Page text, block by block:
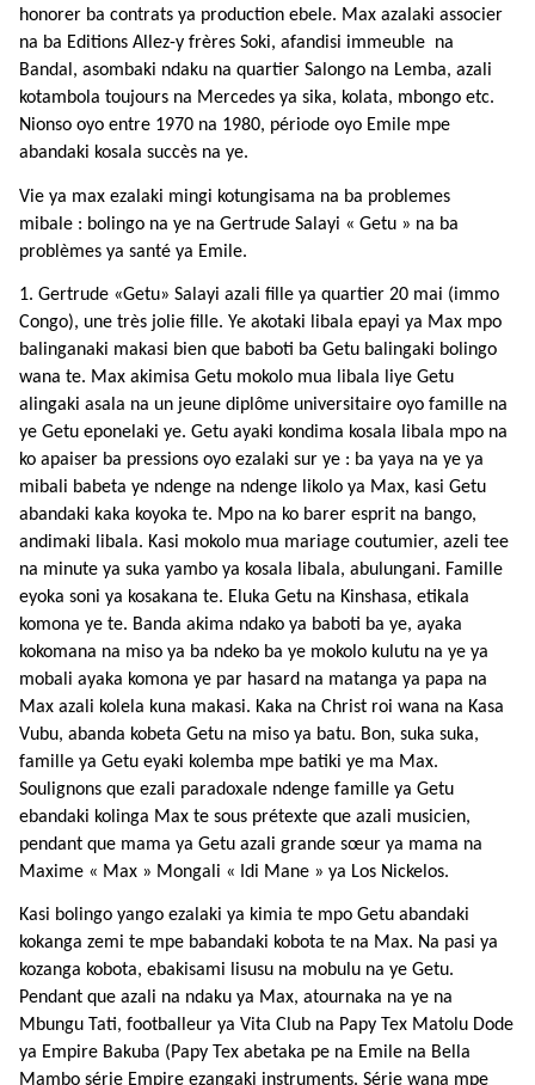
honorer ba contrats ya production ebele. Max azalaki associer
na ba Editions Allez-y frères Soki, afandisi immeuble na
Bandal, asombaki ndaku na quartier Salongo na Lemba, azali
kotambola toujours na Mercedes ya sika, kolata, mbongo etc.
Nionso oyo entre 1970 na 1980, période oyo Emile mpe
abandaki kosala succès na ye.
Vie ya max ezalaki mingi kotungisama na ba problemes
mibale : bolingo na ye na Gertrude Salayi « Getu » na ba
problèmes ya santé ya Emile.
1. Gertrude «Getu» Salayi azali fille ya quartier 20 mai (immo
Congo), une très jolie fille. Ye akotaki libala epayi ya Max mpo
balinganaki makasi bien que baboti ba Getu balingaki bolingo
wana te. Max akimisa Getu mokolo mua libala liye Getu
alingaki asala na un jeune diplôme universitaire oyo famille na
ye Getu eponelaki ye. Getu ayaki kondima kosala libala mpo na
ko apaiser ba pressions oyo ezalaki sur ye : ba yaya na ye ya
mibali babeta ye ndenge na ndenge likolo ya Max, kasi Getu
abandaki kaka koyoka te. Mpo na ko barer esprit na bango,
andimaki libala. Kasi mokolo mua mariage coutumier, azeli tee
na minute ya suka yambo ya kosala libala, abulungani. Famille
eyoka soni ya kosakana te. Eluka Getu na Kinshasa, etikala
komona ye te. Banda akima ndako ya baboti ba ye, ayaka
kokomana na miso ya ba ndeko ba ye mokolo kulutu na ye ya
mobali ayaka komona ye par hasard na matanga ya papa na
Max azali kolela kuna makasi. Kaka na Christ roi wana na Kasa
Vubu, abanda kobeta Getu na miso ya batu. Bon, suka suka,
famille ya Getu eyaki kolemba mpe batiki ye ma Max.
Soulignons que ezali paradoxale ndenge famille ya Getu
ebandaki kolinga Max te sous prétexte que azali musicien,
pendant que mama ya Getu azali grande sœur ya mama na
Maxime « Max » Mongali « Idi Mane » ya Los Nickelos.
Kasi bolingo yango ezalaki ya kimia te mpo Getu abandaki
kokanga zemi te mpe babandaki kobota te na Max. Na pasi ya
kozanga kobota, ebakisami lisusu na mobulu na ye Getu.
Pendant que azali na ndaku ya Max, atournaka na ye na
Mbungu Tati, footballeur ya Vita Club na Papy Tex Matolu Dode
ya Empire Bakuba (Papy Tex abetaka pe na Emile na Bella
Mambo série Empire ezangaki instruments. Série wana mpe